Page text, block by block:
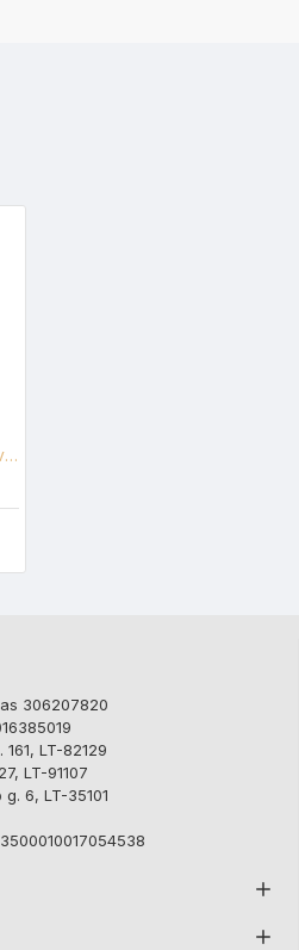
Moteriškas medicininis švarkelis Lija V-UZ-3/4
306207820
LT-82129
LT-91107
6, LT-35101